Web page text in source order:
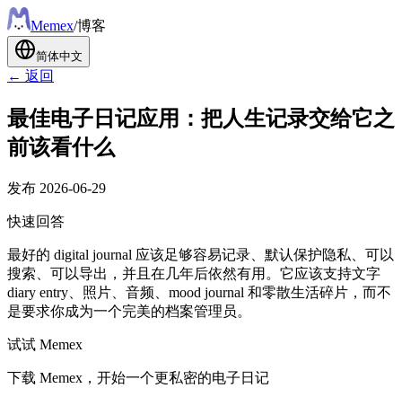
Memex/博客
简体中文
← 返回
最佳电子日记应用：把人生记录交给它之
前该看什么
发布 2026-06-29
快速回答
最好的 digital journal 应该足够容易记录、默认保护隐私、可以
搜索、可以导出，并且在几年后依然有用。它应该支持文字
diary entry、照片、音频、mood journal 和零散生活碎片，而不
是要求你成为一个完美的档案管理员。
试试 Memex
下载 Memex，开始一个更私密的电子日记